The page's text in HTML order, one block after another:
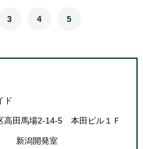
3 4 5
ド
高田馬場2-14-5 本田ビル１Ｆ
新潟開発室